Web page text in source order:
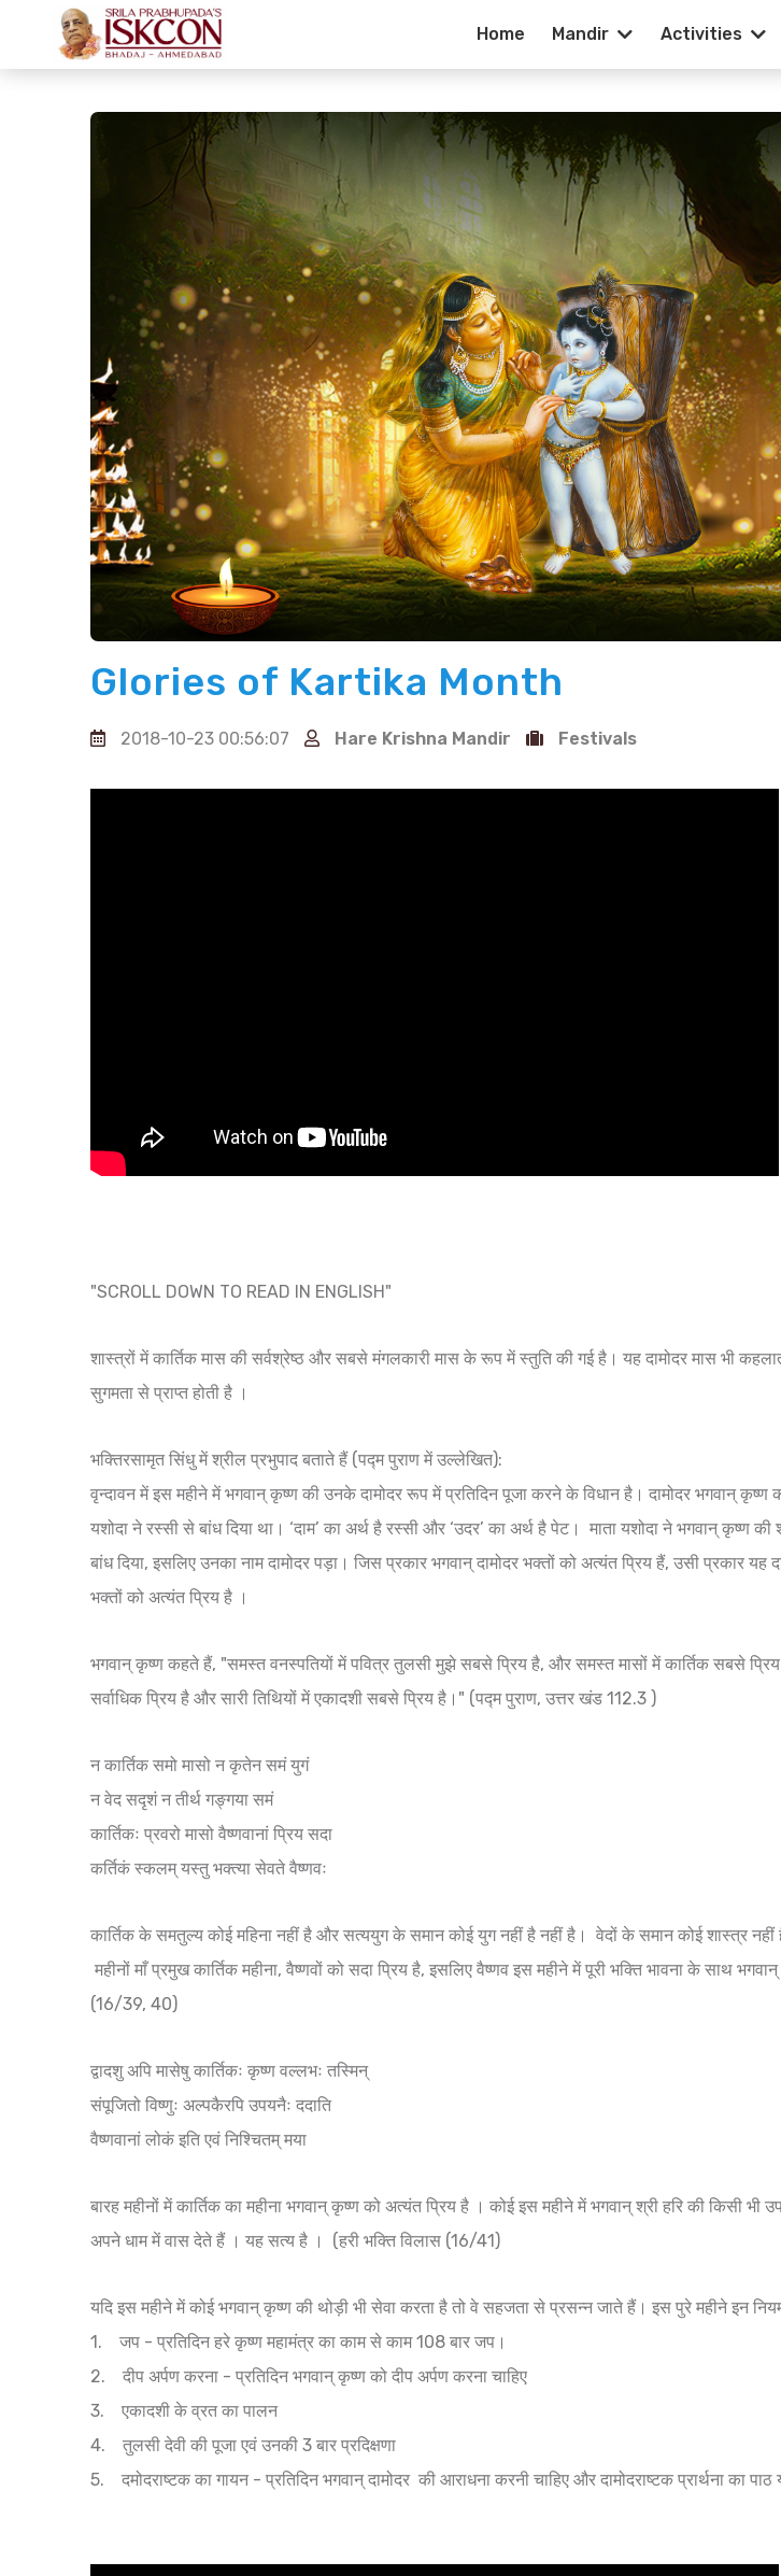
Home Mandir Activities
Glories of Kartik Month
Glories of Kartika Month
2018-10-23 00:56:07 Hare Krishna Mandir Festivals
"SCROLL DOWN TO READ IN ENGLISH"
शास्त्रों में कार्तिक मास की सर्वश्रेष्ठ और सबसे मंगलकारी मास के रूप में स्तुति की गई है। यह दामोदर मास भी
सुगमता से प्राप्त होती है ।
भक्तिरसामृत सिंधु में श्रील प्रभुपाद बताते हैं (पद्म पुराण में उल्लेखित):
वृन्दावन में इस महीने में भगवान् कृष्ण की उनके दामोदर रूप में प्रतिदिन पूजा करने के विधान है। दामोदर भगवान्
यशोदा ने रस्सी से बांध दिया था। ‘दाम’ का अर्थ है रस्सी और ‘उदर’ का अर्थ है पेट। माता यशोदा ने भगवान् कृष्ण की
बांध दिया, इसलिए उनका नाम दामोदर पड़ा। जिस प्रकार भगवान् दामोदर भक्तों को अत्यंत प्रिय हैं, उसी प्रकार यह
भक्तों को अत्यंत प्रिय है ।
भगवान् कृष्ण कहते हैं, "समस्त वनस्पतियों में पवित्र तुलसी मुझे सबसे प्रिय है, और समस्त मासों में कार्तिक सबसे प्रिय
सर्वाधिक प्रिय है और सारी तिथियों में एकादशी सबसे प्रिय है।" (पद्म पुराण, उत्तर खंड 112.3 )
न कार्तिक समो मासो न कृतेन समं युगं
न वेद सदृशं न तीर्थ गङ्गया समं
कार्तिकः प्रवरो मासो वैष्णवानां प्रिय सदा
कर्तिकं स्कलम् यस्तु भक्त्या सेवते वैष्णवः
कार्तिक के समतुल्य कोई महिना नहीं है और सत्ययुग के समान कोई युग नहीं है नहीं है। वेदों के समान कोई शास्त्र नहीं
महीनों माँ प्रमुख कार्तिक महीना, वैष्णवों को सदा प्रिय है, इसलिए वैष्णव इस महीने में पूरी भक्ति भावना के साथ
(16/39, 40)
द्वादशु अपि मासेषु कार्तिकः कृष्ण वल्लभः तस्मिन्
संपूजितो विष्णुः अल्पकैरपि उपयनैः ददाति
वैष्णवानां लोकं इति एवं निश्चितम् मया
बारह महीनों में कार्तिक का महीना भगवान् कृष्ण को अत्यंत प्रिय है । कोई इस महीने में भगवान् श्री हरि की किसी भी
अपने धाम में वास देते हैं । यह सत्य है । (हरी भक्ति विलास (16/41)
यदि इस महीने में कोई भगवान् कृष्ण की थोड़ी भी सेवा करता है तो वे सहजता से प्रसन्न जाते हैं। इस पुरे महीने इन
1. जप - प्रतिदिन हरे कृष्ण महामंत्र का काम से काम 108 बार जप।
2. दीप अर्पण करना - प्रतिदिन भगवान् कृष्ण को दीप अर्पण करना चाहिए
3. एकादशी के व्रत का पालन
4. तुलसी देवी की पूजा एवं उनकी 3 बार प्रदिक्षणा
5. दमोदराष्टक का गायन - प्रतिदिन भगवान् दामोदर की आराधना करनी चाहिए और दामोदराष्टक प्रार्थना का पाठ